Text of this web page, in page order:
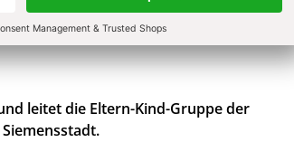
leitet die Eltern-Kind-Gruppe der